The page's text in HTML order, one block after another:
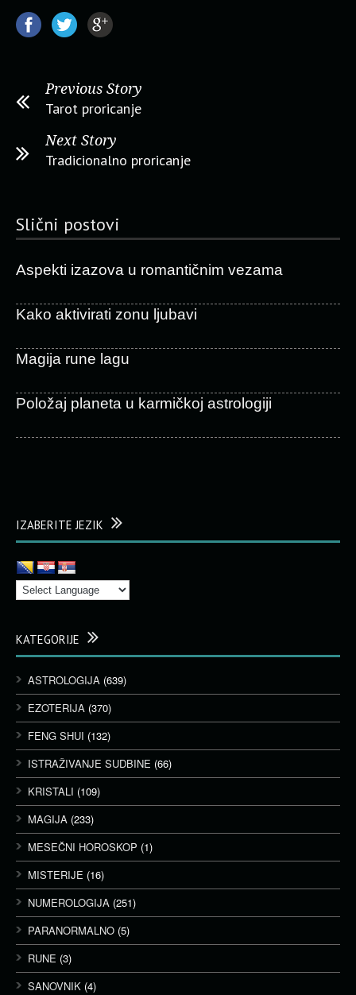
Previous Story
Tarot proricanje
Next Story
Tradicionalno proricanje
Slični postovi
Aspekti izazova u romantičnim vezama
Kako aktivirati zonu ljubavi
Magija rune lagu
Položaj planeta u karmičkoj astrologiji
IZABERITE JEZIK
KATEGORIJE
ASTROLOGIJA (639)
EZOTERIJA (370)
FENG SHUI (132)
ISTRAŽIVANJE SUDBINE (66)
KRISTALI (109)
MAGIJA (233)
MESEČNI HOROSKOP (1)
MISTERIJE (16)
NUMEROLOGIJA (251)
PARANORMALNO (5)
RUNE (3)
SANOVNIK (4)